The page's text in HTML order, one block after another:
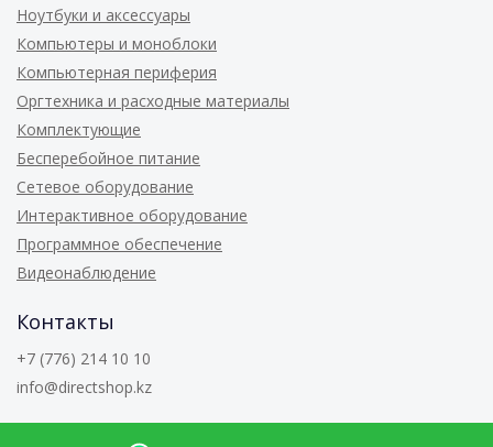
Ноутбуки и аксессуары
Компьютеры и моноблоки
Компьютерная периферия
Оргтехника и расходные материалы
Комплектующие
Бесперебойное питание
Сетевое оборудование
Интерактивное оборудование
Программное обеспечение
Видеонаблюдение
Контакты
+7 (776) 214 10 10
info@directshop.kz